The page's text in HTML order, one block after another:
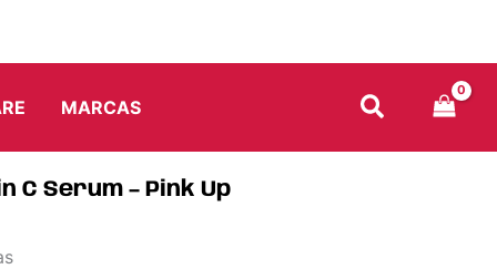
MARCAS
C Serum – Pink Up
cantidad